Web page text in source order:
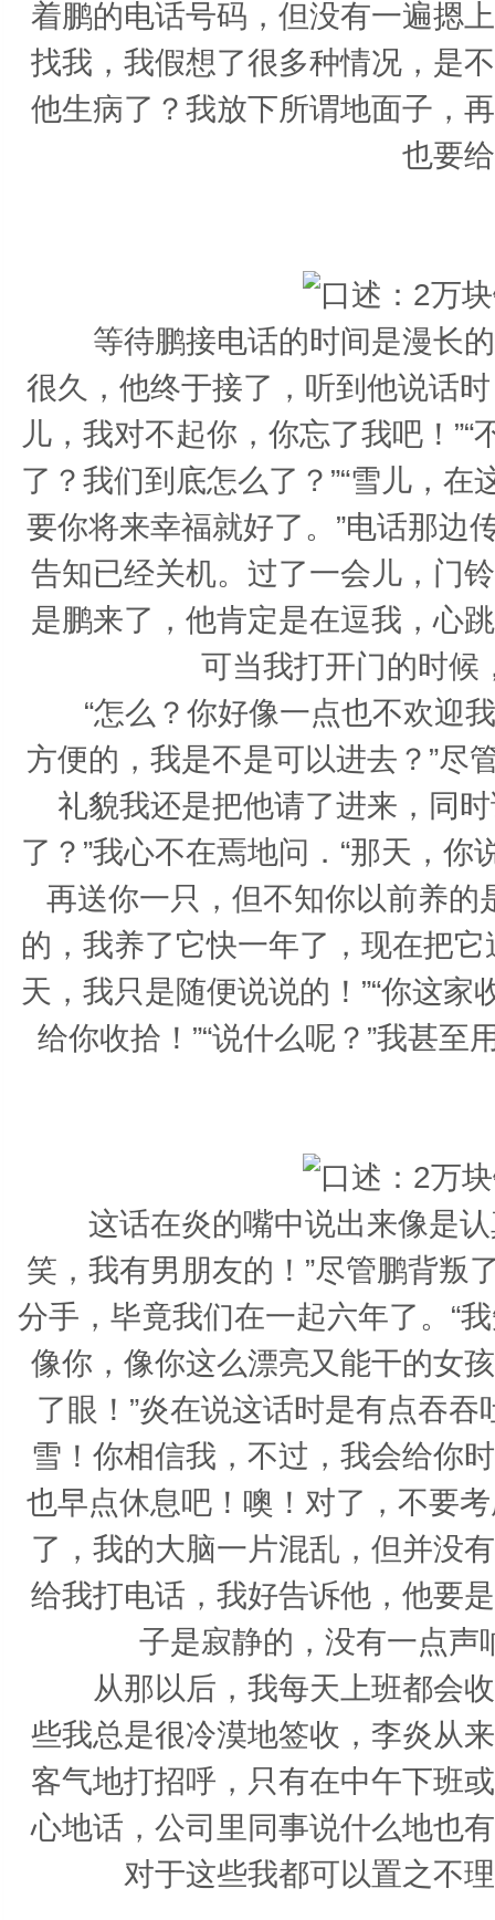
着鹏的电话号码，但没有一遍摁
找我，我假想了很多种情况，是
他生病了？我放下所谓地面子，
也要
等待鹏接电话的时间是漫长的
很久，他终于接了，听到他说话
儿，我对不起你，你忘了我吧！
了？我们到底怎么了？”“雪儿，
要你将来幸福就好了。”电话那边
告知已经关机。过了一会儿，门
是鹏来了，他肯定是在逗我，心
可当我打开门的时候
“怎么？你好像一点也不欢迎我
方便的，我是不是可以进去？”尽
礼貌我还是把他请了进来，同
了？”我心不在焉地问．“那天，
再送你一只，但不知你以前养
的，我养了它快一年了，现在把
天，我只是随便说说的！”“你这
给你收拾！”“说什么呢？”我甚至
这话在炎的嘴中说出来像是认
笑，我有男朋友的！”尽管鹏背叛
分手，毕竟我们在一起六年了。“
像你，像你这么漂亮又能干的女
了眼！”炎在说这话时是有点吞
雪！你相信我，不过，我会给你
也早点休息吧！噢！对了，不要
了，我的大脑一片混乱，但并没
给我打电话，我好告诉他，他要
子是寂静的，没有一点声
从那以后，我每天上班都会收
些我总是很冷漠地签收，李炎从
客气地打招呼，只有在中午下班
心地话，公司里同事说什么地也
对于这些我都可以置之不